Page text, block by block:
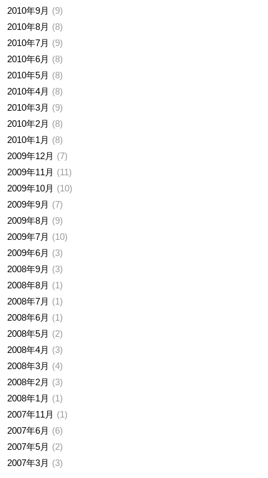
2010年9月
9
2010年8月
8
2010年7月
9
2010年6月
8
2010年5月
8
2010年4月
8
2010年3月
9
2010年2月
8
2010年1月
8
2009年12月
7
2009年11月
11
2009年10月
10
2009年9月
7
2009年8月
9
2009年7月
10
2009年6月
3
2008年9月
3
2008年8月
1
2008年7月
1
2008年6月
1
2008年5月
2
2008年4月
3
2008年3月
4
2008年2月
3
2008年1月
1
2007年11月
1
2007年6月
6
2007年5月
2
2007年3月
3